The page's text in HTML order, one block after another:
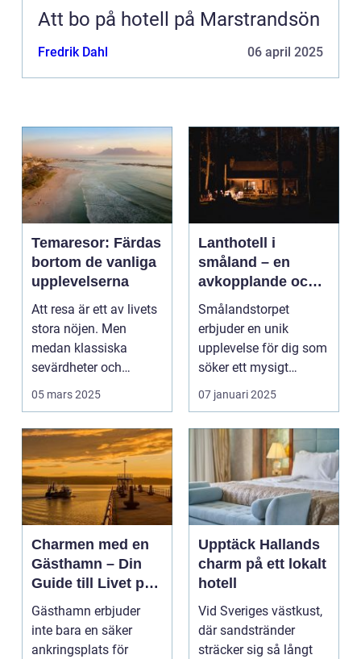
Att bo på hotell på Marstrandsön
Fredrik Dahl 06 april 2025
Temaresor: Färdas
bortom de vanliga
upplevelserna
Att resa är ett av livets
stora nöjen. Men
medan klassiska
sevärdheter och
typiska re...
05 mars 2025
Lanthotell i
småland – en
avkopplande och
hållbar vistelse på
smålandstorpet
Smålandstorpet
erbjuder en unik
upplevelse för dig som
söker ett mysigt
lanthotell i...
07 januari 2025
Charmen med en
Gästhamn – Din
Guide till Livet på
Bryggan
Gästhamn erbjuder
inte bara en säker
ankringsplats för
Upptäck Hallands
charm på ett lokalt
hotell
Vid Sveriges västkust,
där sandstränder
sträcker sig så långt